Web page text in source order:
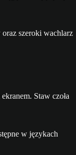
szeroki wachlarz
Staw czoła
w językach